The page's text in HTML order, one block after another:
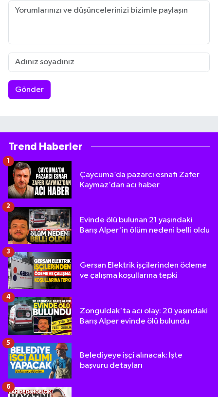
Gönder
Trend Haberler
Çaycuma’da pazarcı esnafı Zafer
Kaymaz’dan acı haber
1
Evinde ölü bulunan 21 yaşındaki
Barış Alper'in ölüm nedeni belli oldu
2
Gersan Elektrik işçilerinden ödeme
ve çalışma koşullarına tepki
3
Zonguldak'ta acı olay: 20 yaşındaki
Barış Alper evinde ölü bulundu
4
Belediyeye işçi alınacak: İşte
başvuru detayları
5
6